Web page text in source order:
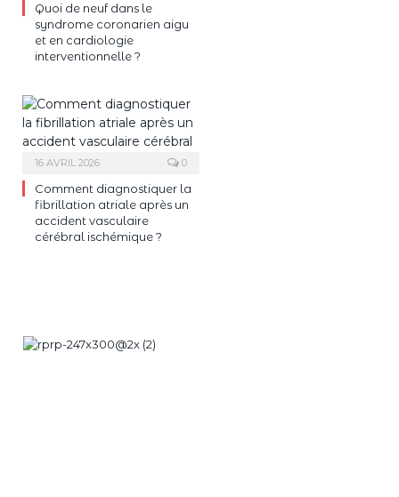
Quoi de neuf dans le
syndrome coronarien aigu
et en cardiologie
interventionnelle ?
16 AVRIL 2026 0
Comment diagnostiquer la
fibrillation atriale après un
accident vasculaire
cérébral ischémique ?